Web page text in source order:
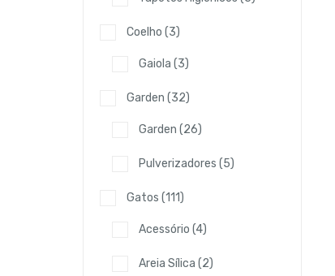
Coelho (3)
Gaiola (3)
Garden (32)
Garden (26)
Pulverizadores (5)
Gatos (111)
Acessório (4)
Areia Sílica (2)